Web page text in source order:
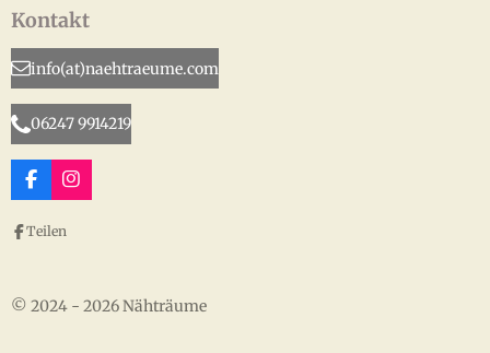
Kontakt
info(at)naehtraeume.com
06247 9914219
F
a
c
e
k
I
n
a
Teilen
© 2024 - 2026 Nähträume